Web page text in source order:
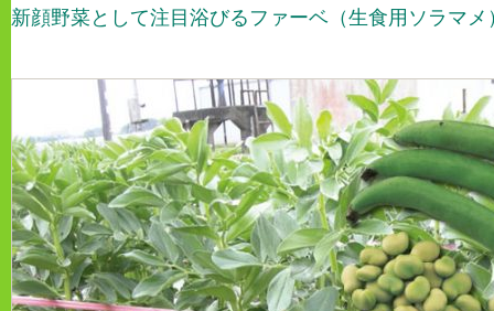
新顔野菜として注目浴びるファーベ（生食用ソラマメ